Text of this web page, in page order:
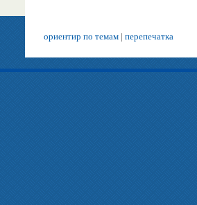
ориентир по темам | перепечатка